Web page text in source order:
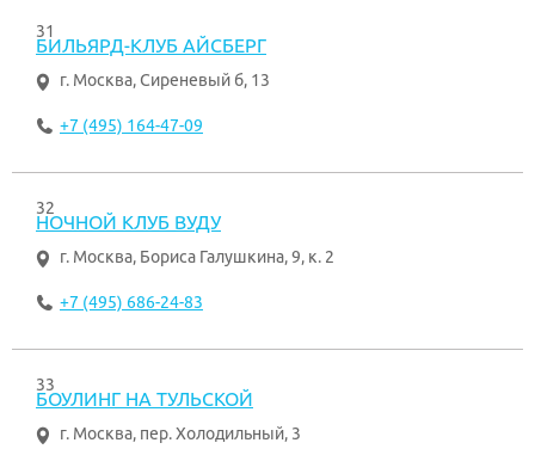
31
БИЛЬЯРД-КЛУБ АЙСБЕРГ
г. Москва, Сиреневый б, 13
+7 (495) 164-47-09
32
НОЧНОЙ КЛУБ ВУДУ
г. Москва, Бориса Галушкина, 9, к. 2
+7 (495) 686-24-83
33
БОУЛИНГ НА ТУЛЬСКОЙ
г. Москва, пер. Холодильный, 3